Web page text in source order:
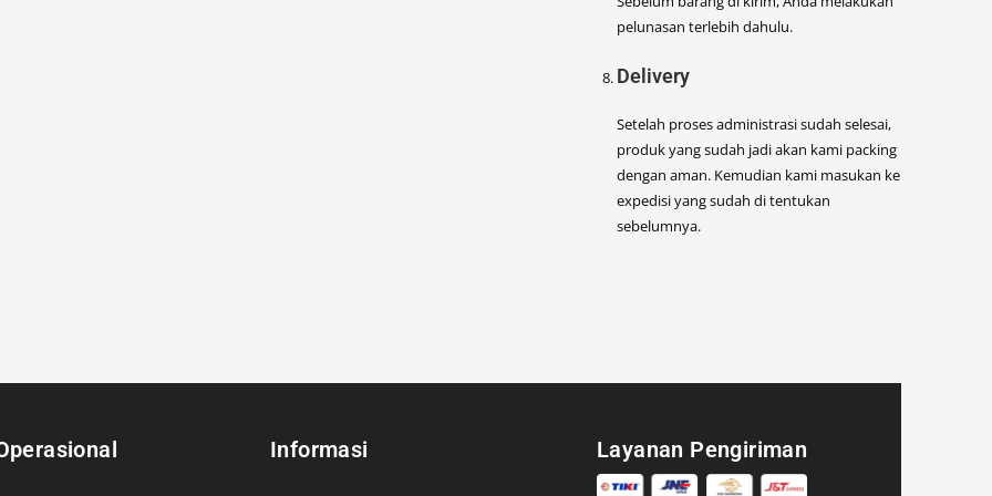
pelunasan terlebih dahulu.
Delivery
Setelah proses administrasi sudah selesai,
produk yang sudah jadi akan kami packing
dengan aman. Kemudian kami masukan ke
expedisi yang sudah di tentukan
sebelumnya.
Informasi Layanan Pengiriman